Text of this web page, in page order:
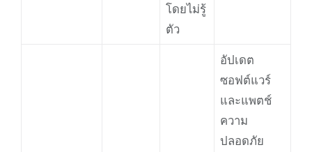
โดยไม่รู้
ตัว
อัปเดต
ซอฟต์แวร์
และแพตช์
ความ
ปลอดภัย